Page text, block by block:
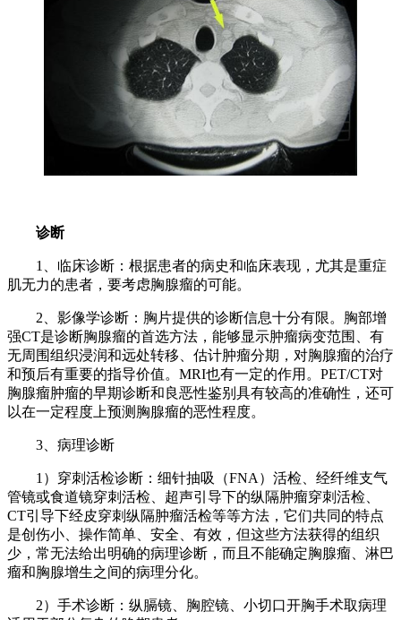
诊断
1、临床诊断：根据患者的病史和临床表现，尤其是重症
肌无力的患者，要考虑胸腺瘤的可能。
2、影像学诊断：胸片提供的诊断信息十分有限。胸部增
强CT是诊断胸腺瘤的首选方法，能够显示肿瘤病变范围、有
无周围组织浸润和远处转移、估计肿瘤分期，对胸腺瘤的治疗
和预后有重要的指导价值。MRI也有一定的作用。PET/CT对
胸腺瘤肿瘤的早期诊断和良恶性鉴别具有较高的准确性，还可
以在一定程度上预测胸腺瘤的恶性程度。
3、病理诊断
1）穿刺活检诊断：细针抽吸（FNA）活检、经纤维支气
管镜或食道镜穿刺活检、超声引导下的纵隔肿瘤穿刺活检、
CT引导下经皮穿刺纵隔肿瘤活检等等方法，它们共同的特点
是创伤小、操作简单、安全、有效，但这些方法获得的组织
少，常无法给出明确的病理诊断，而且不能确定胸腺瘤、淋巴
瘤和胸腺增生之间的病理分化。
2）手术诊断：纵膈镜、胸腔镜、小切口开胸手术取病理